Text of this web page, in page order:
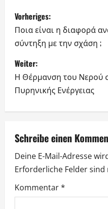
B
e
i
t
r
a
g
s
n
a
Vorheriges:
Ποια είναι η διαφορά
σύντηξη με την σχάση ;
Weiter:
Η Θέρμανση του Νερού
Πυρηνικής Ενέργειας
Schreibe einen
Deine E-Mail-Adresse
Erforderliche Felder sind
Kommentar*